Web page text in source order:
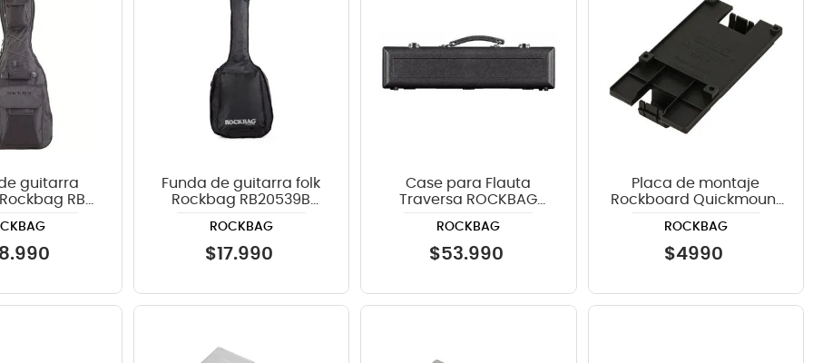
guitarra
RB
starline
.990
Funda de guitarra folk
Rockbag RB20539B
ROCKBAG
$17.990
Case para Flauta
Traversa ROCKBAG
negro
ROCKBAG
$53.990
Placa de montaje
Rockboard Quickmount
Ibanez TS/Maxon
ROCKBAG
$4990